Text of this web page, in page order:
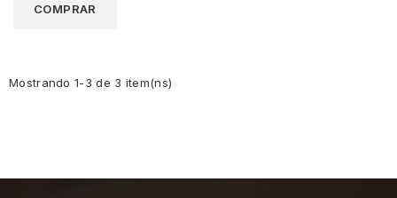
COMPRAR
Mostrando 1-3 de 3 item(ns)